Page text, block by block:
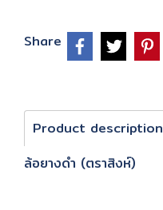
Share
Product description
ล้อยางดำ (ตราสิงห์)